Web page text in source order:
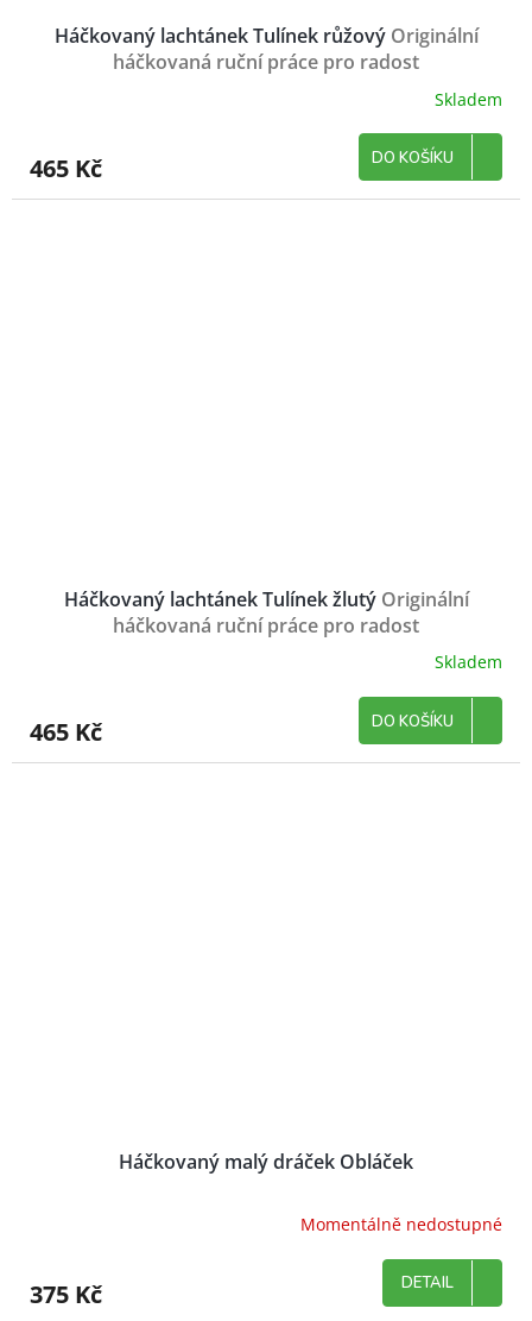
Háčkovaný lachtánek Tulínek růžový Originální
háčkovaná ruční práce pro radost
Skladem
465 Kč DO KOŠÍKU
Háčkovaný lachtánek Tulínek žlutý Originální
háčkovaná ruční práce pro radost
Skladem
465 Kč DO KOŠÍKU
Háčkovaný malý dráček Obláček
Momentálně nedostupné
375 Kč DETAIL